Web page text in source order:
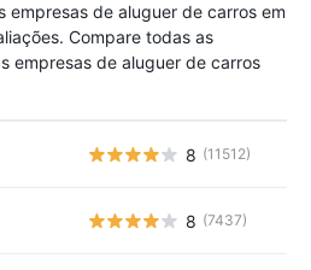
empresas de aluguer de carros em
Compare todas as
empresas de aluguer de carros
8 (11512)
8 (7437)